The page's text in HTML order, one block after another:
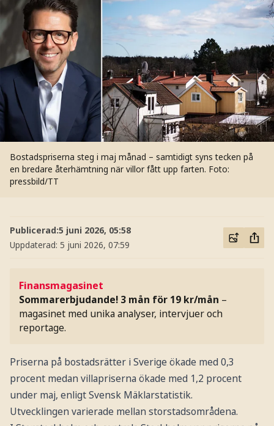
Bostadspriserna steg i maj månad – samtidigt syns tecken på
en bredare återhämtning när villor fått upp farten. Foto:
pressbild/TT
Publicerad:5 juni 2026, 05:58
Uppdaterad: 5 juni 2026, 07:59
Finansmagasinet
Sommarerbjudande! 3 mån för 19 kr/mån –
magasinet med unika analyser, intervjuer och
reportage.
Priserna på bostadsrätter i Sverige ökade med 0,3
procent medan villapriserna ökade med 1,2 procent
under maj, enligt Svensk Mäklarstatistik.
Utvecklingen varierade mellan storstadsområdena.